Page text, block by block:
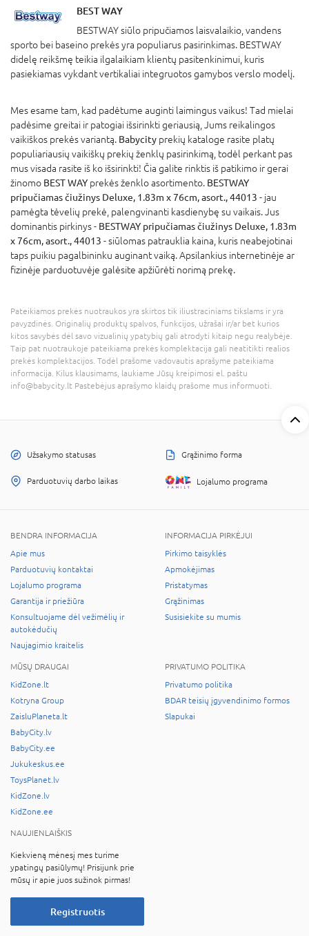
BEST WAY
BESTWAY siūlo pripučiamos laisvalaikio, vandens
sporto bei baseino prekės yra populiarus pasirinkimas. BESTWAY
didelę reikšmę teikia ilgalaikiam klientų pasitenkinimui, kuris
pasiekiamas vykdant vertikaliai integruotos gamybos verslo modelį.
Mes esame tam, kad padėtume auginti laimingus vaikus! Tad mielai
padėsime greitai ir patogiai išsirinkti geriausią, Jums reikalingos
vaikiškos prekės variantą. Babycity prekių kataloge rasite platų
populiariausių vaikiškų prekių ženklų pasirinkimą, todėl perkant pas
mus visada rasite iš ko išsirinkti! Čia galite rinktis iš patikimo ir gerai
žinomo BEST WAY prekės ženklo asortimento. BESTWAY
pripučiamas čiužinys Deluxe, 1.83m x 76cm, asort., 44013 - jau
pamėgta tėvelių prekė, palengvinanti kasdienybę su vaikais. Jus
dominantis pirkinys - BESTWAY pripučiamas čiužinys Deluxe, 1.83m
x 76cm, asort., 44013 - siūlomas patrauklia kaina, kuris neabejotinai
taps puikiu pagalbininku auginant vaiką. Apsilankius internetinėje ar
fizinėje parduotuvėje galėsite apžiūrėti norimą prekę.
Pateikiamos prekės nuotraukos yra skirtos tik iliustraciniams tikslams ir yra
pavyzdinės. Originalių produktų spalvos, funkcijos, užrašai ir/ar bet kurios
kitos savybės dėl savo vizualinių ypatybių gali atrodyti kitaip negu realybėje.
Taip pat nuotraukoje pateikiama prekės komplektacija gali neatitikti realios
prekės komplektacijos. Todėl prašome vadovautis aprašyme pateikiama
informacija. Kilus klausimams, laukiame Jūsų kreipimosi el. paštu
info@babycity.lt Pastebėjus aprašymo klaidų prašome mus informuoti.
Užsakymo statusas Grąžinimo forma
Parduotuvių darbo laikas Lojalumo programa
BENDRA INFORMACIJA
Apie mus
Parduotuvių kontaktai
Lojalumo programa
Garantija ir priežiūra
Konsultuojame dėl vežimėlių ir
autokėdučių
Naujagimio kraitelis
INFORMACIJA PIRKĖJUI
Pirkimo taisyklės
Apmokėjimas
Pristatymas
Grąžinimas
Susisiekite su mumis
MŪSŲ DRAUGAI
KidZone.lt
Kotryna Group
ZaisluPlaneta.lt
BabyCity.lv
BabyCity.ee
Jukukeskus.ee
ToysPlanet.lv
KidZone.lv
KidZone.ee
PRIVATUMO POLITIKA
Privatumo politika
BDAR teisių įgyvendinimo formos
Slapukai
NAUJIENLAIŠKIS
Kiekvieną mėnesį mes turime
ypatingų pasiūlymų! Prisijunk prie
mūsų ir apie juos sužinok pirmas!
Registruotis